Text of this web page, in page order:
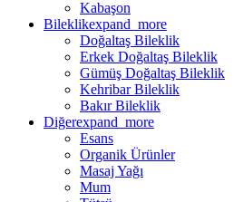
Kabaşon
Bileklikexpand_more
Doğaltaş Bileklik
Erkek Doğaltaş Bileklik
Gümüş Doğaltaş Bileklik
Kehribar Bileklik
Bakır Bileklik
Diğerexpand_more
Esans
Organik Ürünler
Masaj Yağı
Mum